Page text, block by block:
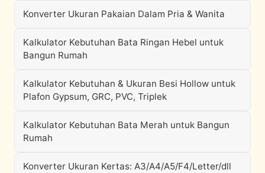
Konverter Ukuran Pakaian Dalam Pria & Wanita
Kalkulator Kebutuhan Bata Ringan Hebel untuk
Bangun Rumah
Kalkulator Kebutuhan & Ukuran Besi Hollow untuk
Plafon Gypsum, GRC, PVC, Triplek
Kalkulator Kebutuhan Bata Merah untuk Bangun
Rumah
Konverter Ukuran Kertas: A3/A4/A5/F4/Letter/dll